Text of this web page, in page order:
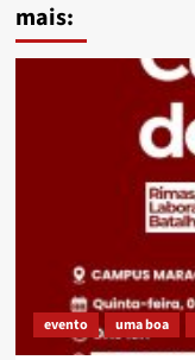
mais:
evento uma boa